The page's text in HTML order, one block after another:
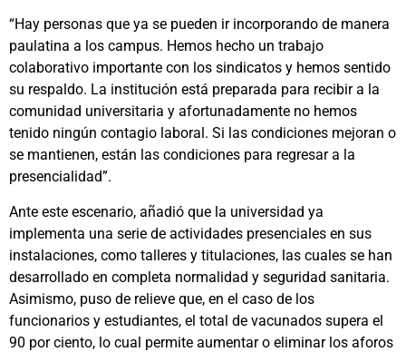
“Hay personas que ya se pueden ir incorporando de manera
paulatina a los campus. Hemos hecho un trabajo
colaborativo importante con los sindicatos y hemos sentido
su respaldo. La institución está preparada para recibir a la
comunidad universitaria y afortunadamente no hemos
tenido ningún contagio laboral. Si las condiciones mejoran o
se mantienen, están las condiciones para regresar a la
presencialidad”.
Ante este escenario, añadió que la universidad ya
implementa una serie de actividades presenciales en sus
instalaciones, como talleres y titulaciones, las cuales se han
desarrollado en completa normalidad y seguridad sanitaria.
Asimismo, puso de relieve que, en el caso de los
funcionarios y estudiantes, el total de vacunados supera el
90 por ciento, lo cual permite aumentar o eliminar los aforos